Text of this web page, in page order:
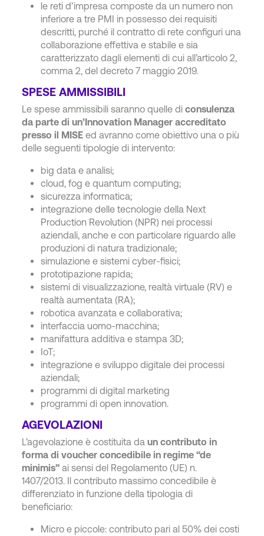
le reti d’impresa composte da un numero non
inferiore a tre PMI in possesso dei requisiti
descritti, purché il contratto di rete configuri una
collaborazione effettiva e stabile e sia
caratterizzato dagli elementi di cui all’articolo 2,
comma 2, del decreto 7 maggio 2019.
SPESE AMMISSIBILI
Le spese ammissibili saranno quelle diconsulenza
da parte di un’Innovation Manager accreditato
presso il MISE ed avranno come obiettivo una o più
delle seguenti tipologie di intervento:
big data e analisi;
cloud, fog e quantum computing;
sicurezza informatica;
integrazione delle tecnologie della Next
Production Revolution (NPR) nei processi
aziendali, anche e con particolare riguardo alle
produzioni di natura tradizionale;
simulazione e sistemi cyber-fisici;
prototipazione rapida;
sistemi di visualizzazione, realtà virtuale (RV) e
realtà aumentata (RA);
robotica avanzata e collaborativa;
interfaccia uomo-macchina;
manifattura additiva e stampa 3D;
IoT;
integrazione e sviluppo digitale dei processi
aziendali;
programmi di digital marketing
programmi di open innovation.
AGEVOLAZIONI
L’agevolazione è costituita daun contributo in
forma di voucher concedibile in regime “de
minimis” ai sensi del Regolamento (UE) n.
1407/2013. Il contributo massimo concedibile è
differenziato in funzione della tipologia di
beneficiario:
Micro e piccole: contributo pari al 50% dei costi